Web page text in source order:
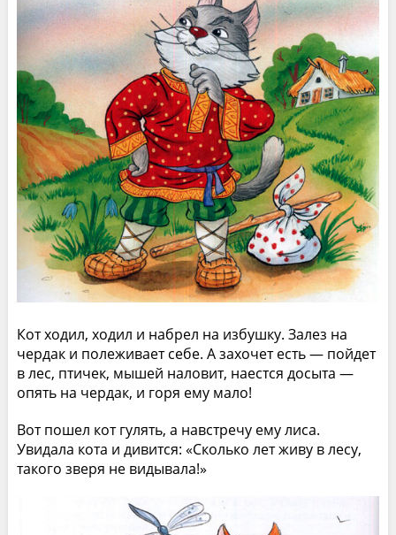
Кот ходил, ходил и набрел на избушку. Залез на
чердак и полеживает себе. А захочет есть — пойдет
в лес, птичек, мышей наловит, наестся досыта —
опять на чердак, и горя ему мало!
Вот пошел кот гулять, а навстречу ему лиса.
Увидала кота и дивится: «Сколько лет живу в лесу,
такого зверя не видывала!»